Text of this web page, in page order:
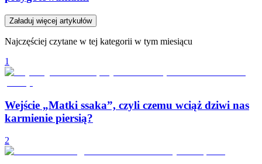
Załaduj więcej artykułów
Najczęściej czytane w tej kategorii w tym miesiącu
1
Wejście „Matki ssaka”, czyli czemu wciąż dziwi nas
karmienie piersią?
2